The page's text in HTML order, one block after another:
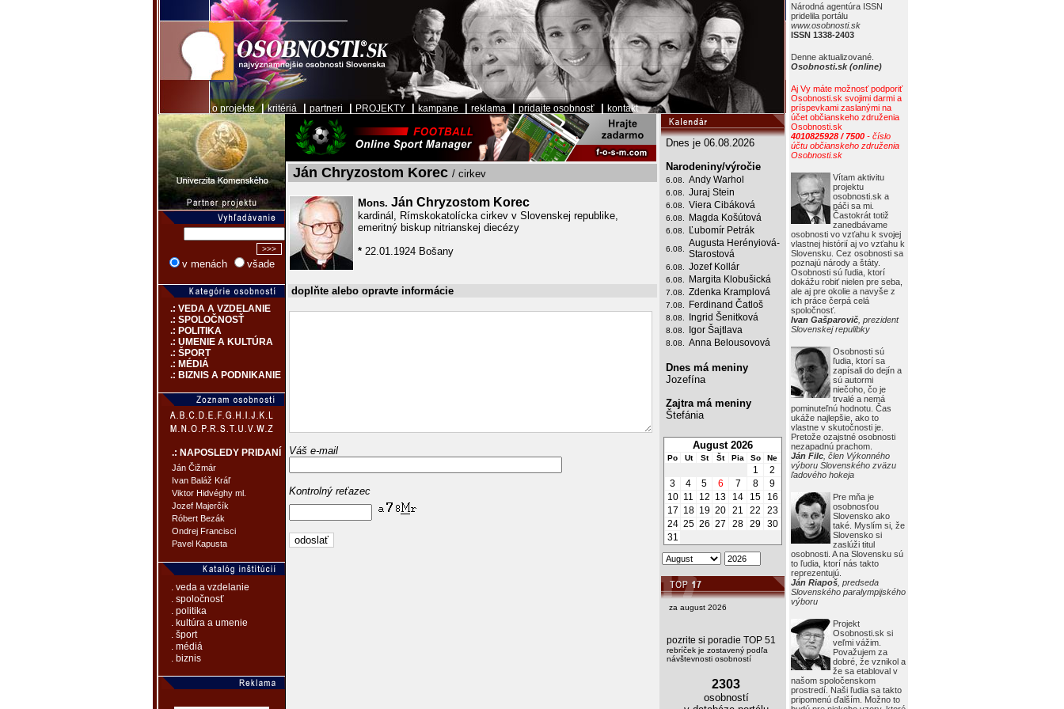
o projekte|kritériá partneri PROJEKTY kampane reklama pridajte osobnosť kontakt
Národná agentúra ISSN
pridelila portálu
www.osobnosti.sk
ISSN 1338-2403
Denne aktualizované.
Osobnosti.sk (online)
Aj Vy máte možnosť podporiť
Osobnosti.sk svojimi darmi a
príspevkami zaslanými na
účet občianskeho združenia
Osobnosti.sk
4010825928 / 7500 - číslo
účtu občianskeho združenia
Osobnosti.sk
Vítam aktivitu
projektu
osobnosti.sk a
páči sa mi.
Častokrát totiž
zanedbávame
osobnosti vo vzťahu k svojej
vlastnej histórií aj vo vzťahu k
Slovensku. Cez osobnosti sa
poznajú národy a štáty.
Osobnosti sú ľudia, ktorí
dokážu robiť nielen pre seba,
ale aj pre okolie a navyše z
ich práce čerpá celá
spoločnosť.
Ivan Gašparovič , prezident
Slovenskej repulibky
Osobnosti sú
ľudia, ktorí sa
zapísali do dejín a
sú autormi
niečoho, čo je
trvalé a nemá
pominuteľnú hodnotu. Čas
ukáže najlepšie, ako to
vlastne v skutočnosti je.
Pretože ozajstné osobnosti
nezapadnú prachom.
Ján Filc , člen Výkonného
výboru Slovenského zväzu
ľadového hokeja
Pre mňa je
osobnosťou
Slovensko ako
také. Myslím si, že
Slovensko si
zaslúži titul
osobnosti. A na Slovensku sú
to ľudia, ktorí nás takto
reprezentujú.
Ján Riapoš , predseda
Slovenského paralympijského
výboru
Projekt
Osobnosti.sk si
veľmi vážim.
Považujem za
dobré, že vznikol a
že sa etabloval v
našom spoločenskom
prostredí. Naši ľudia sa takto
pripomenú ďalším. Možno to
v menách všade
.: VEDA A VZDELANIE
.: SPOLOČNOSŤ
.: POLITIKA
.: UMENIE A KULTÚRA
.: ŠPORT
.: MÉDIÁ
.: BIZNIS A PODNIKANIE
.: NAPOSLEDY PRIDANÍ
Ján Čižmár
Ivan Baláž Kráľ
Viktor Hidvéghy ml.
Jozef Majerčík
Róbert Bezák
Ondrej Francisci
Pavel Kapusta
. veda a vzdelanie
. spoločnosť
. politika
. kultúra a umenie
. šport
. médiá
. biznis
Ján Chryzostom Korec / cirkev
Mons. Ján Chryzostom Korec
kardinál, Rímskokatolícka cirkev v Slovenskej republike,
emeritný biskup nitrianskej diecézy
* 22.01.1924 Bošany
doplňte alebo opravte informácie
Váš e-mail
Kontrolný reťazec
Dnes je 06.08.2026
Narodeniny/výročie
6.08. Andy Warhol
6.08. Juraj Stein
6.08. Viera Cibáková
6.08. Magda Košútová
6.08. Ľubomír Petrák
6.08.
Augusta Herényiová-
Starostová
6.08. Jozef Kollár
6.08. Margita Klobušická
7.08. Zdenka Kramplová
7.08. Ferdinand Čatloš
8.08. Ingrid Šenitková
8.08. Igor Šajtlava
8.08. Anna Belousovová
Dnes má meniny
Jozefína
Zajtra má meniny
Štefánia
August 2026
Po Ut St Št Pia So Ne
1
2
3
4 5 6 7 8
9
10 11 12 13 14 15
16
17 18 19 20 21 22
23
24 25 26 27 28 29 30
31
za august 2026
pozrite si poradie TOP 51
rebríček je zostavený podľa
návštevnosti osobností
2303
osobností